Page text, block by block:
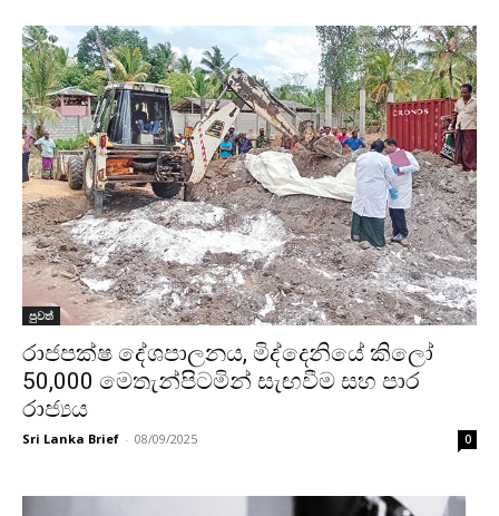
පුවත්
රාජපක්ෂ දේශපාලනය, මිද්දෙනියේ කිලෝ
50,000 මෙතැ­න්පි­ට­මින් සැඟවීම සහ පාර
රාජ්‍යය
Sri Lanka Brief - 08/09/2025 0